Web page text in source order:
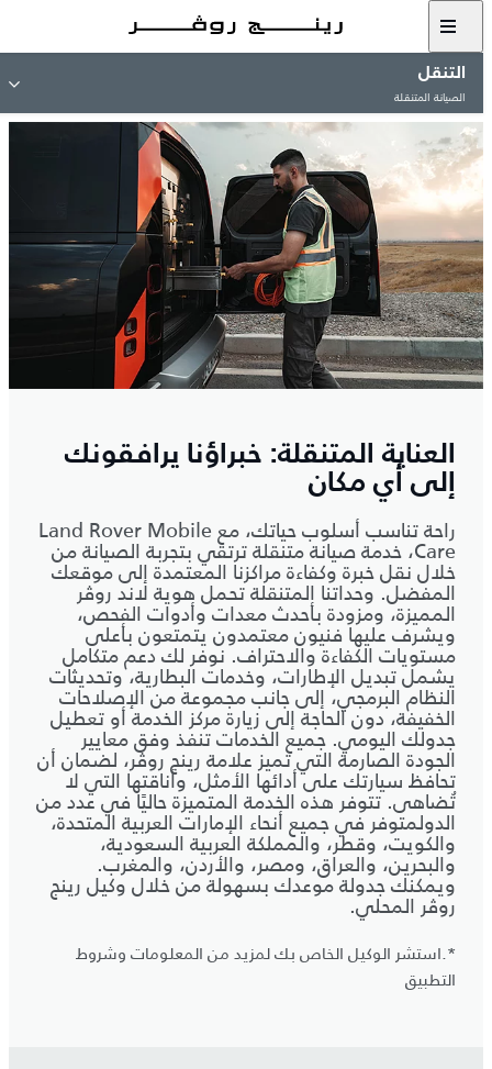
التنقل
الصيانة المتنقلة
العناية المتنقلة: خبراؤنا يرافقونك
إلى أي مكان
راحة تناسب أسلوب حياتك، مع Land Rover Mobile
Care، خدمة صيانة متنقلة ترتقي بتجربة الصيانة من
خلال نقل خبرة وكفاءة مراكزنا المعتمدة إلى موقعك
المفضل. وحداتنا المتنقلة تحمل هوية لاند روڤر
المميزة، ومزودة بأحدث معدات وأدوات الفحص،
ويشرف عليها فنيون معتمدون يتمتعون بأعلى
مستويات الكفاءة والاحتراف. نوفر لك دعم متكامل
يشمل تبديل الإطارات، وخدمات البطارية، وتحديثات
النظام البرمجي، إلى جانب مجموعة من الإصلاحات
الخفيفة، دون الحاجة إلى زيارة مركز الخدمة أو تعطيل
جدولك اليومي. جميع الخدمات تنفذ وفق معايير
الجودة الصارمة التي تميز علامة رينج روڤر، لضمان أن
تحافظ سيارتك على أدائها الأمثل، وأناقتها التي لا
تُضاهى. تتوفر هذه الخدمة المتميزة حاليًا في عدد من
الدولمتوفر في جميع أنحاء الإمارات العربية المتحدة،
والكويت، وقطر، والمملكة العربية السعودية،
والبحرين، والعراق، ومصر، والأردن، والمغرب.
ويمكنك جدولة موعدك بسهولة من خلال وكيل رينج
روڤر المحلي.
*.استشر الوكيل الخاص بك لمزيد من المعلومات وشروط
التطبيق